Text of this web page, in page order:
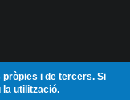
i de tercers. Si
la utilització.